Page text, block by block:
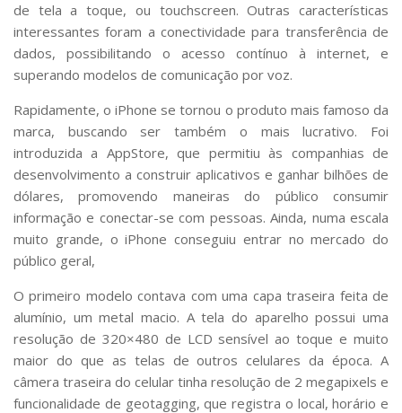
de tela a toque, ou touchscreen. Outras características
interessantes foram a conectividade para transferência de
dados, possibilitando o acesso contínuo à internet, e
superando modelos de comunicação por voz.
Rapidamente, o iPhone se tornou o produto mais famoso da
marca, buscando ser também o mais lucrativo. Foi
introduzida a AppStore, que permitiu às companhias de
desenvolvimento a construir aplicativos e ganhar bilhões de
dólares, promovendo maneiras do público consumir
informação e conectar-se com pessoas. Ainda, numa escala
muito grande, o iPhone conseguiu entrar no mercado do
público geral,
O primeiro modelo contava com uma capa traseira feita de
alumínio, um metal macio. A tela do aparelho possui uma
resolução de 320×480 de LCD sensível ao toque e muito
maior do que as telas de outros celulares da época. A
câmera traseira do celular tinha resolução de 2 megapixels e
funcionalidade de geotagging, que registra o local, horário e